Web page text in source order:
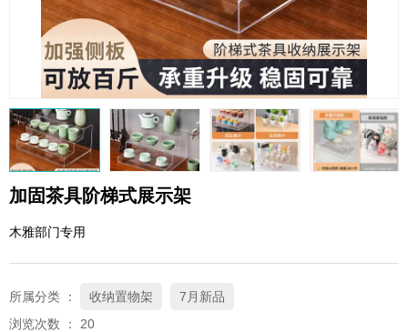
xybp@qq.com
加固茶具阶梯式展示架
木雅部门专用
所属分类 ： 收纳置物架
7月新品
浏览次数 ： 20